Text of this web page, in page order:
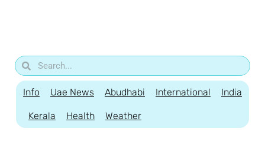
Info Uae News Abudhabi International India
Kerala Health Weather